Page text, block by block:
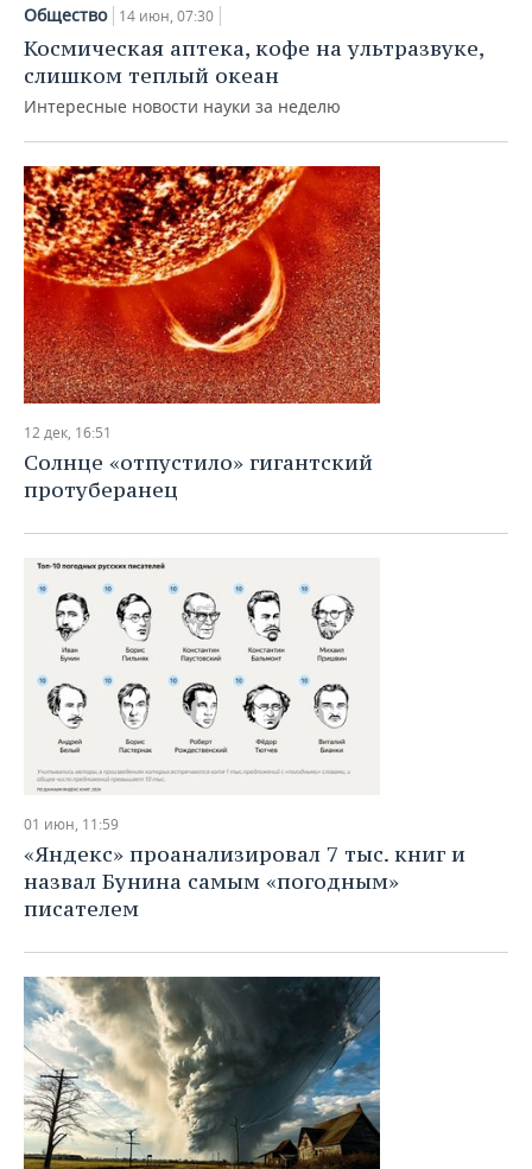
НЕФТЕХИМИЯ
НЕФТЬ
ОПК
ЭНЕРГЕТИКА
РОЗНИЧНАЯ ТОРГОВЛЯ
ТРАНСПОРТ
НОВОСТИ ТЕХНОЛОГИЙ
IT
ТЕЛЕКОММУНИКАЦИИ
МЕРОПРИЯТИЯ
НОВОСТИ МЕРОПРИЯТИЙ
БИЗНЕС-БРАНЧИ
ONLINE-КОНФЕРЕНЦИИ
ОТКРЫТАЯ ЛЕКЦИЯ
СПОРТ
ФУТБОЛ
ХОККЕЙ
БАСКЕТБОЛ
ВОЛЕЙБОЛ
КИБЕРСПОРТ
ФИГУРНОЕ КАТАНИЕ
ВОДНЫЕ ВИДЫ СПОРТА
ХОККЕЙ С МЯЧОМ
НОВОСТИ ОБЩЕСТВА
ВЛАСТЬ
ИНФРАСТРУКТУРА
ИСТОРИЯ
КУЛЬТУРА
МЕДИЦИНА
ОБРАЗОВАНИЕ
ПРОИСШЕСТВИЯ
ФОТОГАЛЕРЕЯ
СЮЖЕТЫ
СПРАВОЧНИК
СПИСОК ПЕРСОН
СПИСОК КОМПАНИЙ
ПОЛНАЯ ВЕРСИЯ
Общество 14 июн, 07:30
Космическая аптека, кофе на ультразвуке,
слишком теплый океан
Интересные новости науки за неделю
12 дек, 16:51
Солнце «отпустило» гигантский
протуберанец
01 июн, 11:59
«Яндекс» проанализировал 7 тыс. книг и
назвал Бунина самым «погодным»
писателем